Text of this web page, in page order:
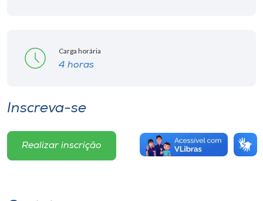
Carga horária
4 horas
Inscreva-se
Realizar inscrição